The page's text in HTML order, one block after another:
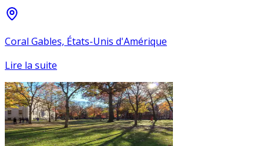
Coral Gables, États-Unis d'Amérique
Lire la suite